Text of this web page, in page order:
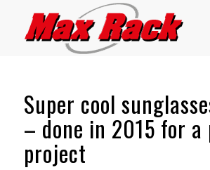
Super cool
– done in 2015 for a
project